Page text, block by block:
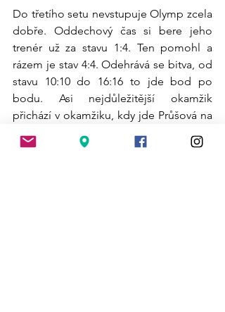
Do třetího setu nevstupuje Olymp zcela
dobře. Oddechový čas si bere jeho
trenér už za stavu 1:4. Ten pomohl a
rázem je stav 4:4. Odehrává se bitva, od
stavu 10:10 do 16:16 to jde bod po
bodu. Asi nejdůležitější okamžik
přichází v okamžiku, kdy jde Průšová na
servis. Dvakrát úspěšně servíruje a
Drahorádová okamžitě blokem